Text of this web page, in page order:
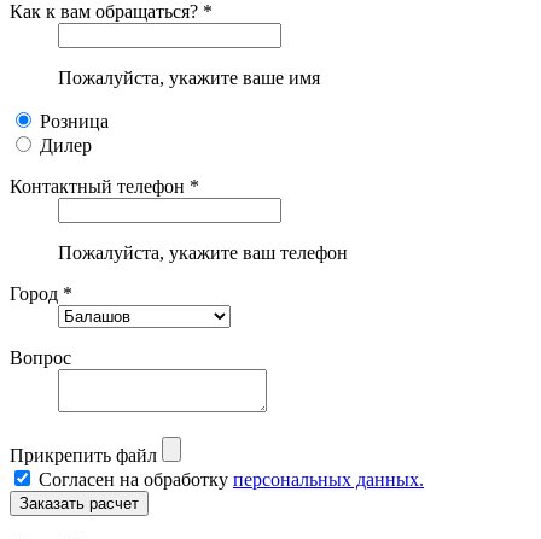
Как к вам обращаться? *
Пожалуйста, укажите ваше имя
Розница
Дилер
Контактный телефон *
Пожалуйста, укажите ваш телефон
Город *
Вопрос
Прикрепить файл
Согласен на обработку персональных данных.